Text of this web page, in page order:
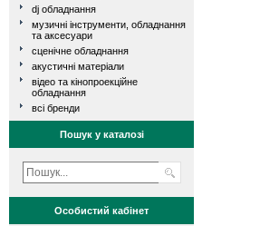
dj обладнання
музичні інструменти, обладнання
та аксесуари
сценічне обладнання
акустичні матеріали
відео та кінопроекційне
обладнання
всі бренди
Пошук у каталозі
Особистий кабінет